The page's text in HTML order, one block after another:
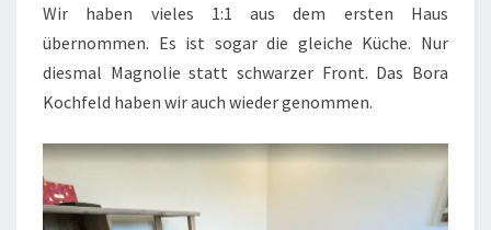
Wir haben vieles 1:1 aus dem ersten Haus
übernommen. Es ist sogar die gleiche Küche. Nur
diesmal Magnolie statt schwarzer Front. Das Bora
Kochfeld haben wir auch wieder genommen.